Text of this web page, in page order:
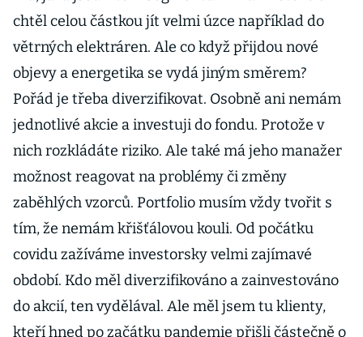
chtěl celou částkou jít velmi úzce například do
větrných elektráren. Ale co když přijdou nové
objevy a energetika se vydá jiným směrem?
Pořád je třeba diverzifikovat. Osobně ani nemám
jednotlivé akcie a investuji do fondu. Protože v
nich rozkládáte riziko. Ale také má jeho manažer
možnost reagovat na problémy či změny
zaběhlých vzorců. Portfolio musím vždy tvořit s
tím, že nemám křišťálovou kouli. Od počátku
covidu zažíváme investorsky velmi zajímavé
období. Kdo měl diverzifikováno a zainvestováno
do akcií, ten vydělával. Ale měl jsem tu klienty,
kteří hned po začátku pandemie přišli částečně o